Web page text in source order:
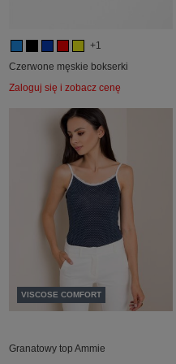
+1
Czerwone męskie bokserki
Zaloguj się i zobacz cenę
VISCOSE COMFORT
Granatowy top Ammie